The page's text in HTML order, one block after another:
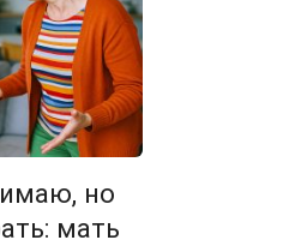
но
мать